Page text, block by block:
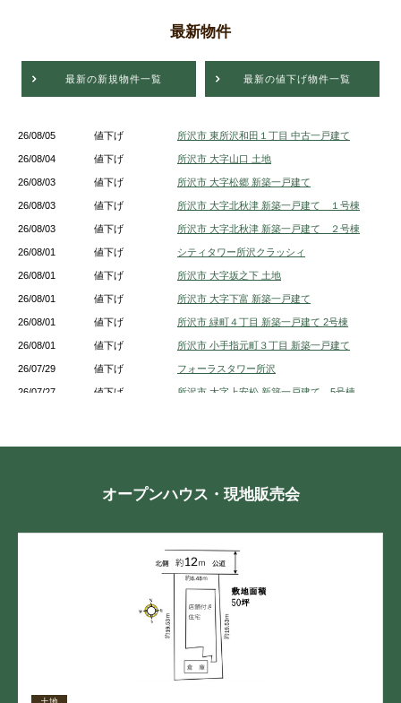
最新物件
最新の新規物件一覧 最新の値下げ物件一覧
26/08/05 値下げ 所沢市 東所沢和田１丁目 中古一戸建て
26/08/04 値下げ 所沢市 大字山口 土地
26/08/03 値下げ 所沢市 大字松郷 新築一戸建て
26/08/03 値下げ 所沢市 大字北秋津 新築一戸建て １号棟
26/08/03 値下げ 所沢市 大字北秋津 新築一戸建て ２号棟
26/08/01 値下げ シティタワー所沢クラッシィ
26/08/01 値下げ 所沢市 大字坂之下 土地
26/08/01 値下げ 所沢市 大字下富 新築一戸建て
26/08/01 値下げ 所沢市 緑町４丁目 新築一戸建て 2号棟
26/08/01 値下げ 所沢市 小手指元町３丁目 新築一戸建て
26/07/29 値下げ フォーラスタワー所沢
26/07/27 値下げ 所沢市 大字上安松 新築一戸建て 5号棟
所沢市 大字上安松 新築一戸建て 1号棟
26/07/27 値下げ 所沢市 上新井１丁目 新築一戸建て 3号棟
所沢市 中新井３丁目 新築一戸建て B号棟
所沢市 上新井４丁目 新築一戸建て
オープンハウス・現地販売会